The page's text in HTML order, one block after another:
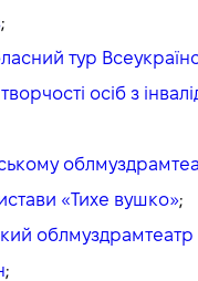
;
тур
осіб з
«Тихе вушко»;
облмуздрамтеатр
;